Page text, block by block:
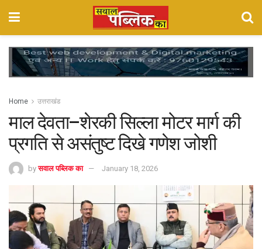
Home उत्तराखंड
माल देवता–शेरकी सिल्ला मोटर मार्ग की
प्रगति से असंतुष्ट दिखे गणेश जोशी
by सवाल पब्लिक का January 18, 2026